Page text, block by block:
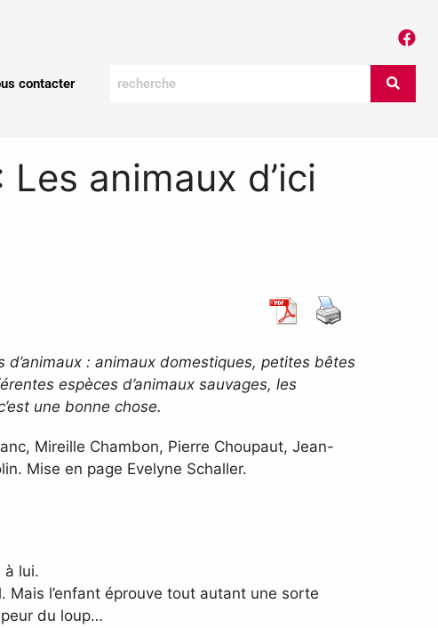
contacter
animaux d’ici
: animaux domestiques, petites bêtes
espèces d’animaux sauvages, les
une bonne chose.
Mireille Chambon, Pierre Choupaut, Jean-
Mise en page Evelyne Schaller.
à lui.
l’enfant éprouve tout autant une sorte
peur du loup…